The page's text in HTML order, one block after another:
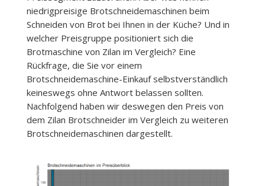
niedrigpreisige Brotschneidemaschinen beim
Schneiden von Brot bei Ihnen in der Küche? Und in
welcher Preisgruppe positioniert sich die
Brotmaschine von Zilan im Vergleich? Eine
Rückfrage, die Sie vor einem
Brotschneidemaschine-Einkauf selbstverständlich
keineswegs ohne Antwort belassen sollten.
Nachfolgend haben wir deswegen den Preis von
dem Zilan Brotschneider im Vergleich zu weiteren
Brotschneidemaschinen dargestellt.